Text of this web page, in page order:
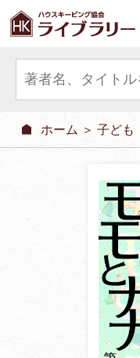
ホーム ＞ 子ども